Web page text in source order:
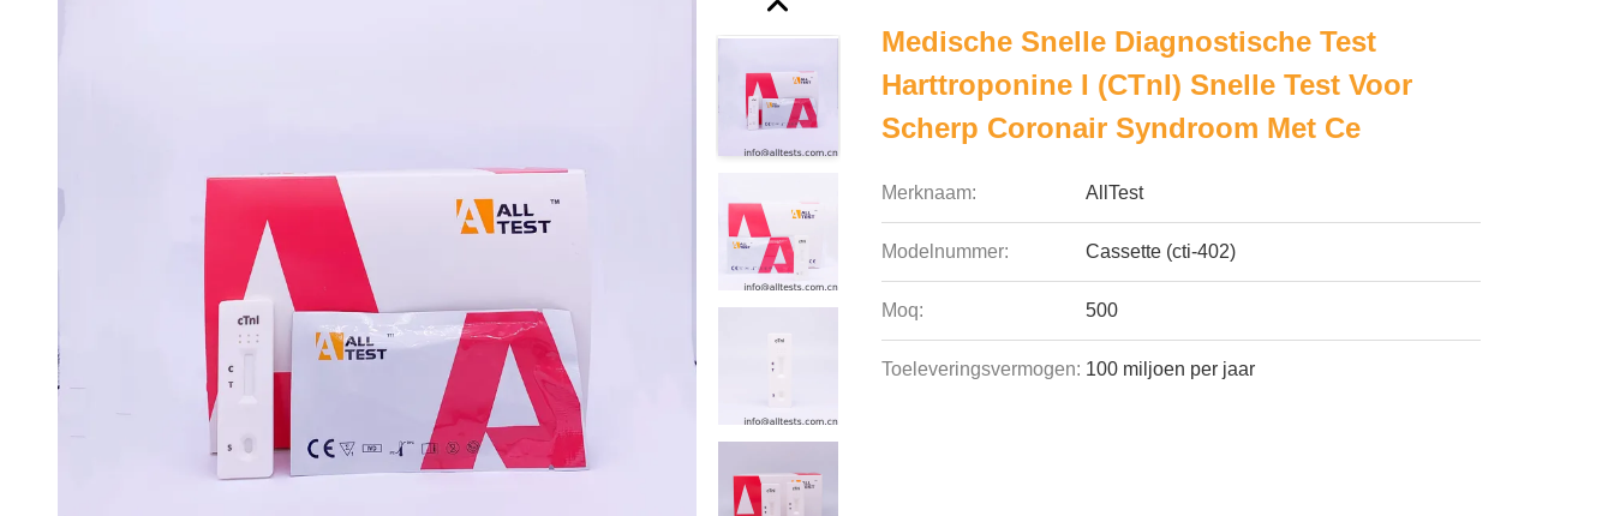
Medische Snelle Diagnostische Test
Harttroponine I (cTnI) Snelle Test Voor
Scherp Coronair Syndroom Met Ce
Merknaam: AllTest
Modelnummer: Cassette (cti-402)
Moq: 500
Toeleveringsvermogen: 100 miljoen per jaar